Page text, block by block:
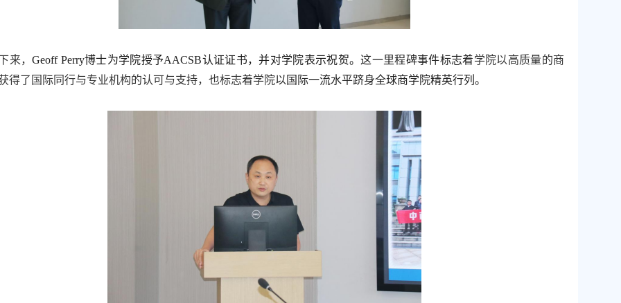
来，Geoff Perry博士为学院授予AACSB认证证书，并对学院表示祝贺。这一里程碑事件标志着学院以高质量的商
得了国际同行与专业机构的认可与支持，也标志着学院以国际一流水平跻身全球商学院精英行列。